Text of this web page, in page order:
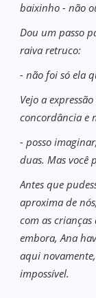
baixinho - não
Dou um passo
raiva retruco:
- não foi só ela
Vejo a
concordância e
- posso
duas. Mas você
Antes que
aproxima de
com as
embora, Ana
aqui
impossível.